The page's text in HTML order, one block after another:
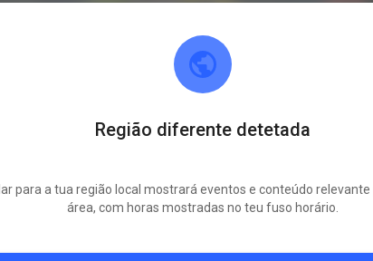
MSC Elstorf
TERMINOU!
quarta-feira 15:30-19:00
Região diferente detetada
para a tua região local mostrará eventos e conteúdo relevante
área, com horas mostradas no teu fuso horário.